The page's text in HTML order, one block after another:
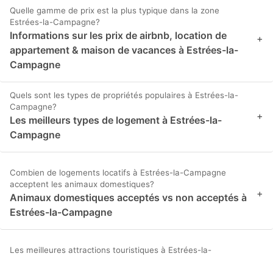
Quelle gamme de prix est la plus typique dans la zone
Estrées-la-Campagne?
Informations sur les prix de airbnb, location de
appartement & maison de vacances à Estrées-la-
Campagne
+
Quels sont les types de propriétés populaires à Estrées-la-
Campagne?
Les meilleurs types de logement à Estrées-la-
Campagne
+
Combien de logements locatifs à Estrées-la-Campagne
acceptent les animaux domestiques?
Animaux domestiques acceptés vs non acceptés à
Estrées-la-Campagne
+
Les meilleures attractions touristiques à Estrées-la-